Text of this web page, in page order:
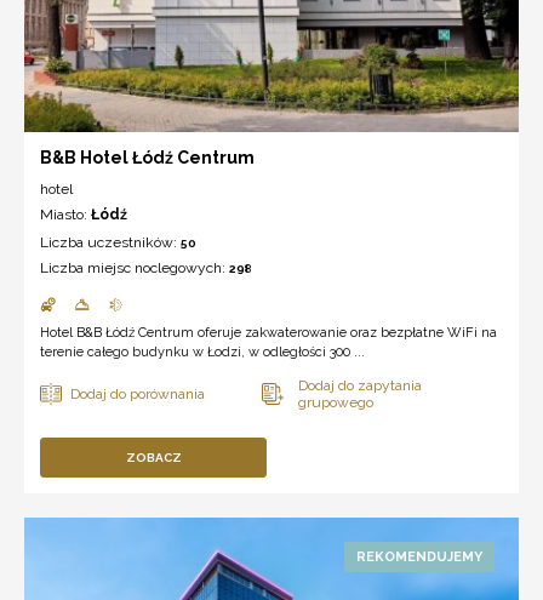
B&B Hotel Łódź Centrum
hotel
Miasto: Łódź
Liczba uczestników: 50
Liczba miejsc noclegowych: 298
Hotel B&B Łódź Centrum oferuje zakwaterowanie oraz bezpłatne WiFi na
terenie całego budynku w Łodzi, w odległości 300 ...
ZOBACZ